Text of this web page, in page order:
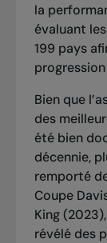
la
évaluant
199 pays
Bien que
des
été bien
décennie,
remporté
Coupe
King
révélé des